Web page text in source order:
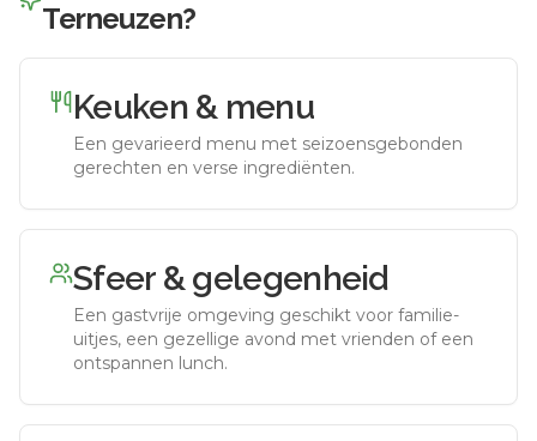
Terneuzen?
Keuken & menu
Een gevarieerd menu met seizoensgebonden
gerechten en verse ingrediënten.
Sfeer & gelegenheid
Een gastvrije omgeving geschikt voor familie-
uitjes, een gezellige avond met vrienden of een
ontspannen lunch.